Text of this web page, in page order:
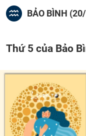
BẢO BÌNH
Thứ 5 của Bảo